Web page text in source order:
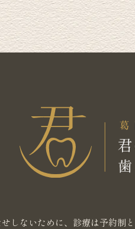
しないために、診療は予約制と